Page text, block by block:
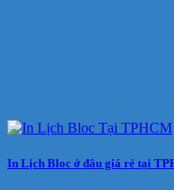
In Lịch Bloc ở đâu giá rẻ tại